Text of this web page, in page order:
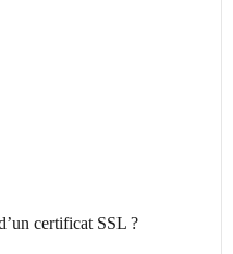
certificat SSL ?